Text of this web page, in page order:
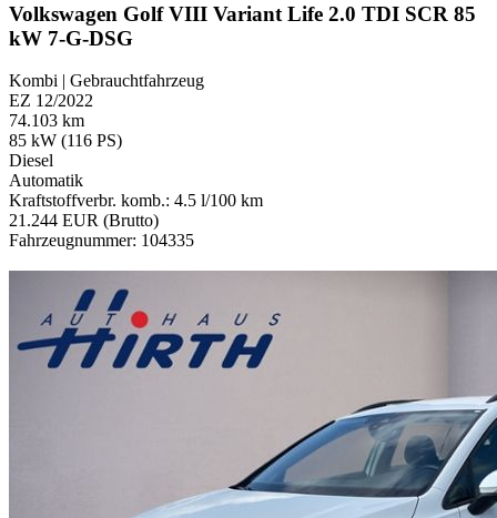
Volkswagen Golf VIII Variant Life 2.0 TDI SCR 85
kW 7-G-DSG
Kombi | Gebrauchtfahrzeug
EZ 12/2022
74.103 km
85 kW (116 PS)
Diesel
Automatik
Kraftstoffverbr. komb.: 4.5 l/100 km
21.244 EUR (Brutto)
Fahrzeugnummer: 104335